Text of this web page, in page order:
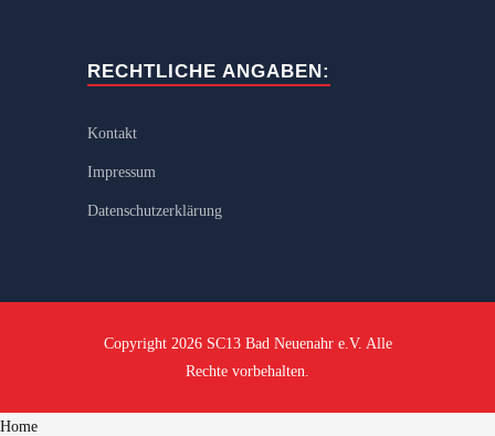
RECHTLICHE ANGABEN:
Kontakt
Impressum
Datenschutzerklärung
Copyright 2026 SC13 Bad Neuenahr e.V. Alle
Rechte vorbehalten.
Home